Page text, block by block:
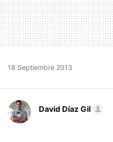
18 Septiembre 2013
David Díaz Gil